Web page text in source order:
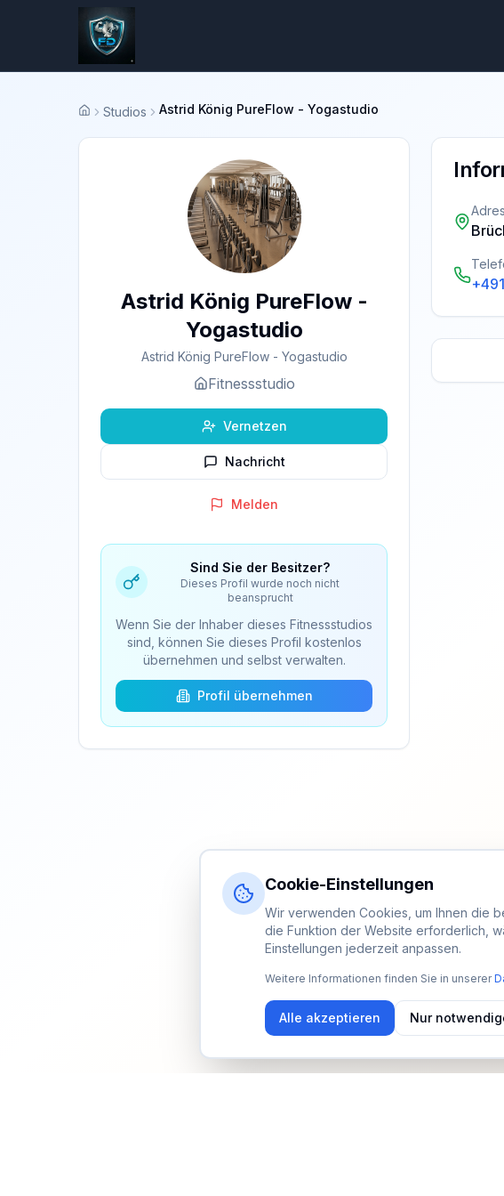
Startseite
Studios Astrid König PureFlow - Yogastudio
Astrid König PureFlow -
Yogastudio
Astrid König PureFlow - Yogastudio
Fitnessstudio
Vernetzen
Nachricht
Melden
Sind Sie der Besitzer?
Dieses Profil wurde noch nicht
beansprucht
Wenn Sie der Inhaber dieses Fitnessstudios
sind, können Sie dieses Profil kostenlos
übernehmen und selbst verwalten.
Profil übernehmen
Cookie-Einstellungen
Wir verwenden Cookies, um Ihnen die
die Funktion der Website erforderlich,
Einstellungen jederzeit anpassen.
Weitere Informationen finden Sie in unserer
Alle akzeptieren Nur